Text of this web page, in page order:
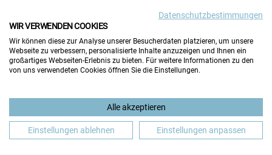
BERUFLICHE ORIENTIERUNG BEWERBUNG
Datenschutzbestimmungen
WIR VERWENDEN COOKIES
Wir können diese zur Analyse unserer Besucherdaten platzieren, um unsere
Webseite zu verbessern, personalisierte Inhalte anzuzeigen und Ihnen ein
großartiges Webseiten-Erlebnis zu bieten. Für weitere Informationen zu den
von uns verwendeten Cookies öffnen Sie die Einstellungen.
Alle akzeptieren
Einstellungen ablehnen Einstellungen anpassen